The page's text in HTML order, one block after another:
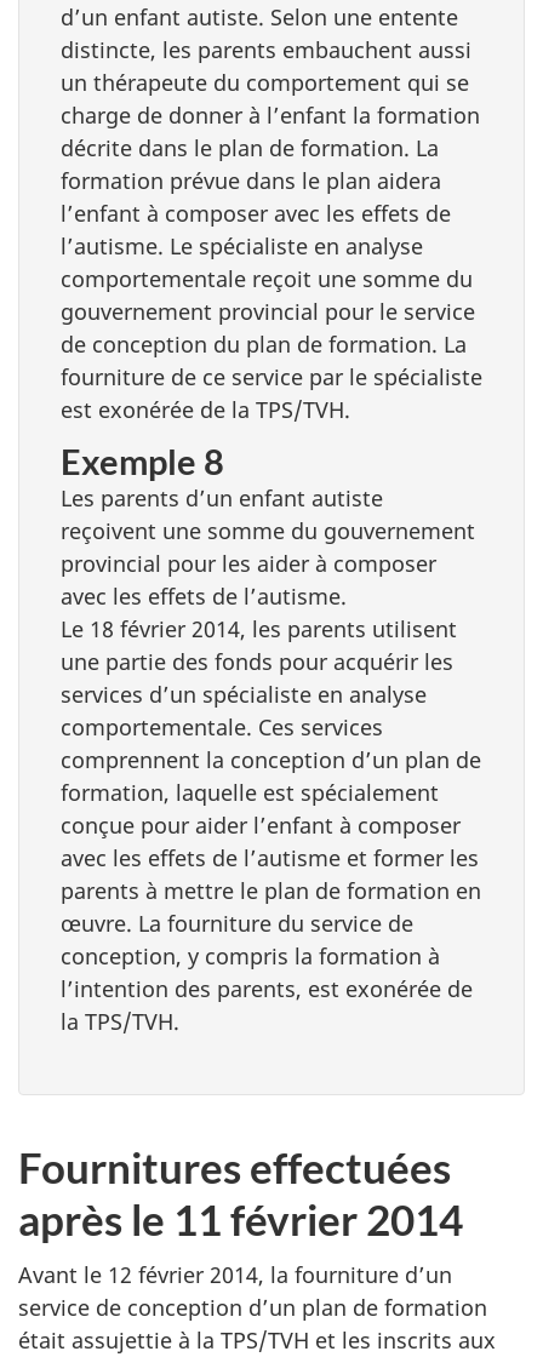
d’un enfant autiste. Selon une entente
distincte, les parents embauchent aussi
un thérapeute du comportement qui se
charge de donner à l’enfant la formation
décrite dans le plan de formation. La
formation prévue dans le plan aidera
l’enfant à composer avec les effets de
l’autisme. Le spécialiste en analyse
comportementale reçoit une somme du
gouvernement provincial pour le service
de conception du plan de formation. La
fourniture de ce service par le spécialiste
est exonérée de la TPS/TVH.
Exemple 8
Les parents d’un enfant autiste
reçoivent une somme du gouvernement
provincial pour les aider à composer
avec les effets de l’autisme.
Le 18 février 2014, les parents utilisent
une partie des fonds pour acquérir les
services d’un spécialiste en analyse
comportementale. Ces services
comprennent la conception d’un plan de
formation, laquelle est spécialement
conçue pour aider l’enfant à composer
avec les effets de l’autisme et former les
parents à mettre le plan de formation en
œuvre. La fourniture du service de
conception, y compris la formation à
l’intention des parents, est exonérée de
la TPS/TVH.
Fournitures effectuées
après le 11 février 2014
Avant le 12 février 2014, la fourniture d’un
service de conception d’un plan de formation
était assujettie à la TPS/TVH et les inscrits aux